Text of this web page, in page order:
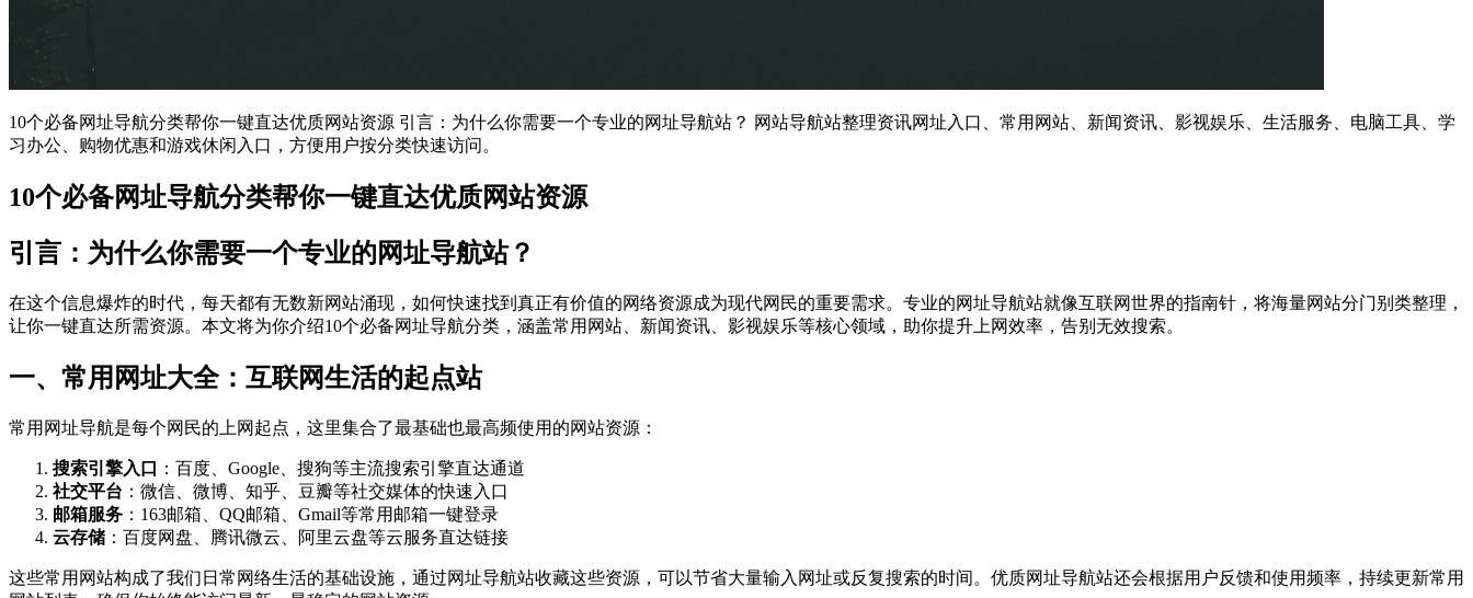
10个必备网址导航分类帮你一键直达优质网站资源 引言：为什么你需要一个专业的网址导航站？ 网站导航站整理资讯网址入口、常用网站、新闻资讯、影视娱乐、生活服务、电脑工具、学
习办公、购物优惠和游戏休闲入口，方便用户按分类快速访问。
10个必备网址导航分类帮你一键直达优质网站资源
引言：为什么你需要一个专业的网址导航站？
在这个信息爆炸的时代，每天都有无数新网站涌现，如何快速找到真正有价值的网络资源成为现代网民的重要需求。专业的网址导航站就像互联网世界的指南针，将海量网站分门别类整理，
让你一键直达所需资源。本文将为你介绍10个必备网址导航分类，涵盖常用网站、新闻资讯、影视娱乐等核心领域，助你提升上网效率，告别无效搜索。
一、常用网址大全：互联网生活的起点站
常用网址导航是每个网民的上网起点，这里集合了最基础也最高频使用的网站资源：
搜索引擎入口
：百度、Google、搜狗等主流搜索引擎直达通道
社交平台 ：微信、微博、知乎、豆瓣等社交媒体的快速入口
邮箱服务 ：163邮箱、QQ邮箱、Gmail等常用邮箱一键登录
云存储 ：百度网盘、腾讯微云、阿里云盘等云服务直达链接
这些常用网站构成了我们日常网络生活的基础设施，通过网址导航站收藏这些资源，可以节省大量输入网址或反复搜索的时间。优质网址导航站还会根据用户反馈和使用频率，持续更新常用